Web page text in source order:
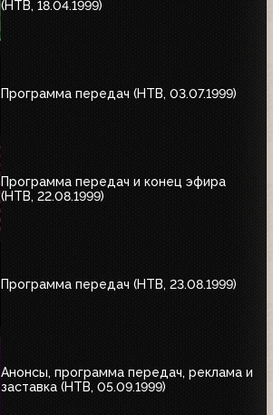
(НТВ, 18.04.1999)
Программа передач (НТВ, 03.07.1999)
Программа передач и конец эфира
(НТВ, 22.08.1999)
Программа передач (НТВ, 23.08.1999)
Анонсы, программа передач, реклама и
заставка (НТВ, 05.09.1999)